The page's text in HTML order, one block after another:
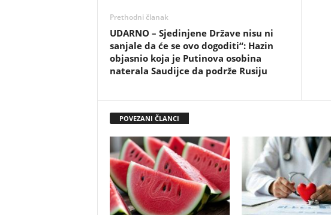
Prethodni članak
UDARNO – Sjedinjene Države nisu ni
sanjale da će se ovo dogoditi“: Hazin
objasnio koja je Putinova osobina
naterala Saudijce da podrže Rusiju
POVEZANI ČLANCI